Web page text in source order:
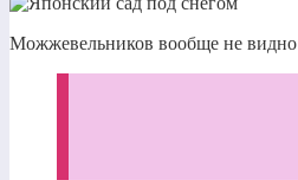
Можжевельников вообще не видно